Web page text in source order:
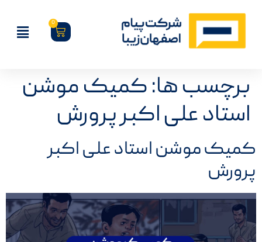
0
برچسب ها:کمیک موشن
استاد علی اکبر پرورش
کمیک موشن استاد علی اکبر
پرورش